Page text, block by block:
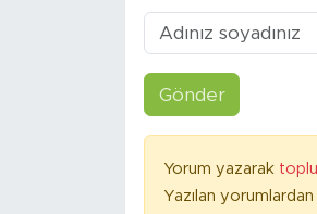
Gönder
Yorum yazarak
Yazılan